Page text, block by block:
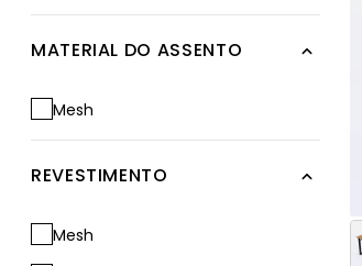
MATERIAL DO ASSENTO
Mesh
REVESTIMENTO
Mesh